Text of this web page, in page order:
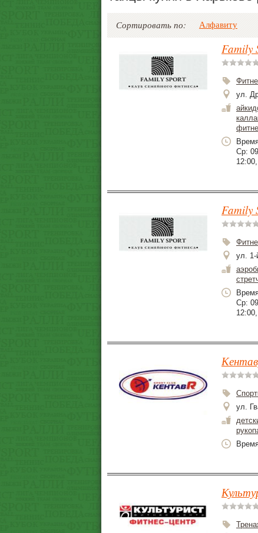
Сортировать по: Алфавиту
Family
ул.
Ср:
Family
ул. 1-
Ср:
ул.